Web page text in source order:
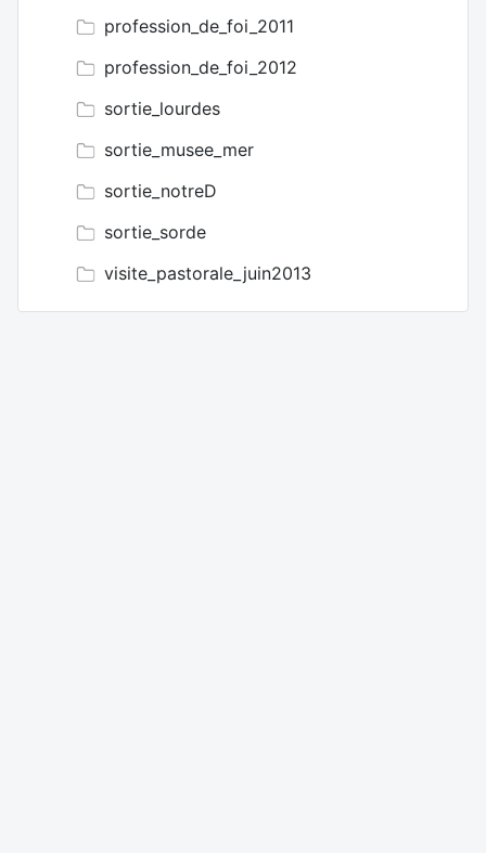
profession_de_foi_2011
profession_de_foi_2012
sortie_lourdes
sortie_musee_mer
sortie_notreD
sortie_sorde
visite_pastorale_juin2013